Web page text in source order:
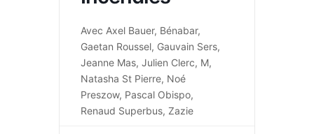
Avec Axel Bauer, Bénabar,
Gaetan Roussel, Gauvain Sers,
Jeanne Mas, Julien Clerc, M,
Natasha St Pierre, Noé
Preszow, Pascal Obispo,
Renaud Superbus, Zazie